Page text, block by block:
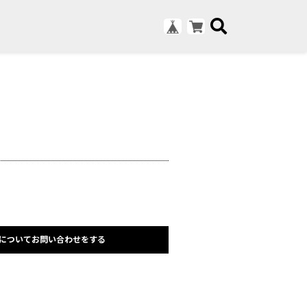
ついてお問い合わせをする